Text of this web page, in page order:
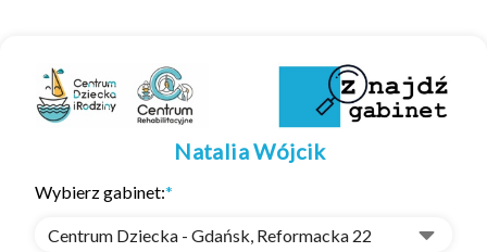
Natalia Wójcik
Wybierz gabinet:*
Centrum Dziecka - Gdańsk, Reformacka 22